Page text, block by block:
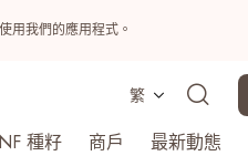
用我們的應用程式。
繁
NF 種籽 商戶 最新動態